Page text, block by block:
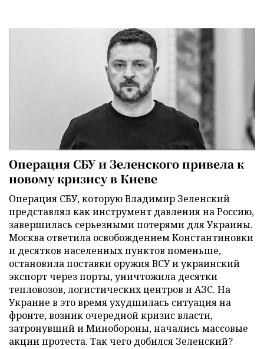
Операция СБУ и Зеленского привела к
новому кризису в Киеве
Операция СБУ, которую Владимир Зеленский
представлял как инструмент давления на Россию,
завершилась серьезными потерями для Украины.
Москва ответила освобождением Константиновки
и десятков населенных пунктов поменьше,
остановила поставки оружия ВСУ и украинский
экспорт через порты, уничтожила десятки
тепловозов, логистических центров и АЗС. На
Украине в это время ухудшилась ситуация на
фронте, возник очередной кризис власти,
затронувший и Минобороны, начались массовые
акции протеста. Так чего добился Зеленский?